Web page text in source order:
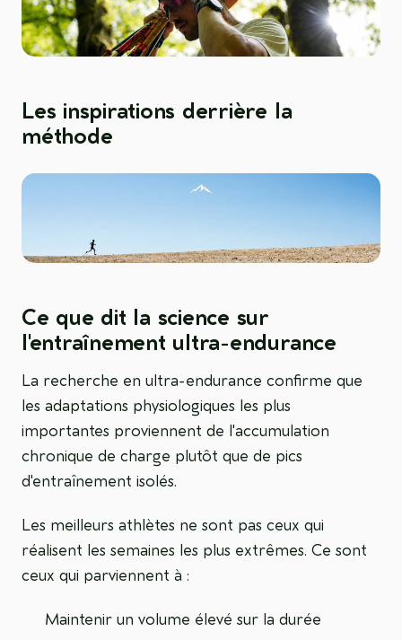
Les inspirations derrière la
méthode
Ce que dit la science sur
l'entraînement ultra-endurance
La recherche en ultra-endurance confirme que
les adaptations physiologiques les plus
importantes proviennent de l'accumulation
chronique de charge plutôt que de pics
d'entraînement isolés.
Les meilleurs athlètes ne sont pas ceux qui
réalisent les semaines les plus extrêmes. Ce sont
ceux qui parviennent à :
Maintenir un volume élevé sur la durée